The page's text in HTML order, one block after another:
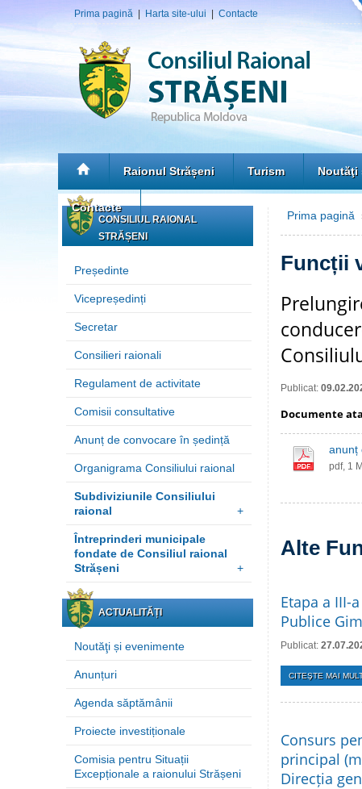
Prima pagină Harta site-ului Contacte
Raionul Strășeni Turism Noutăţi
Contacte
CONSILIUL RAIONAL
STRĂȘENI
Președinte
Vicepreședinți
Secretar
Consilieri raionali
Regulament de activitate
Comisii consultative
Anunț de convocare în ședință
Organigrama Consiliului raional
Subdiviziunile Consiliului
raional
+
Întreprinderi municipale
fondate de Consiliul raional
Strășeni
+
ACTUALITĂȚI
Noutăţi și evenimente
Anunțuri
Agenda săptămânii
Proiecte investiționale
Comisia pentru Situații
Excepționale a raionului Strășeni
Prima pagină
Funcții
Publicat:
Documente
anunț
pdf, 1
Alte
Etapa a III-
Publice
Publicat:
CITEŞTE MAI
Consurs
principal
Direcția